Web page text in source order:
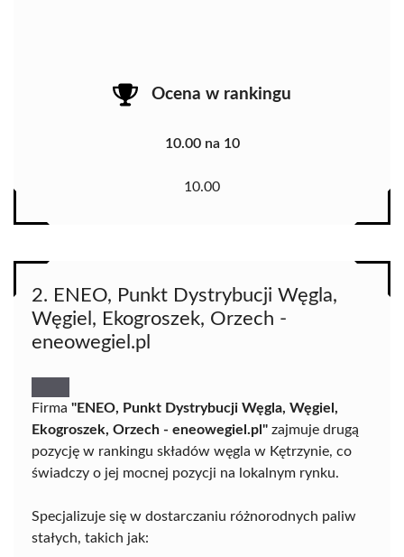
Ocena w rankingu
10.00 na 10
10.00
2. ENEO, Punkt Dystrybucji Węgla,
Węgiel, Ekogroszek, Orzech -
eneowegiel.pl
Firma "ENEO, Punkt Dystrybucji Węgla, Węgiel,
Ekogroszek, Orzech - eneowegiel.pl" zajmuje drugą
pozycję w rankingu składów węgla w Kętrzynie, co
świadczy o jej mocnej pozycji na lokalnym rynku.
Specjalizuje się w dostarczaniu różnorodnych paliw
stałych, takich jak: